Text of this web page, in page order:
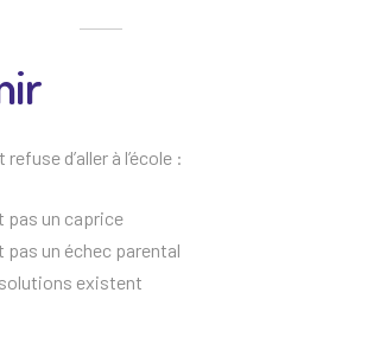
d’aller à l’école :
pas un caprice
pas un échec parental
existent